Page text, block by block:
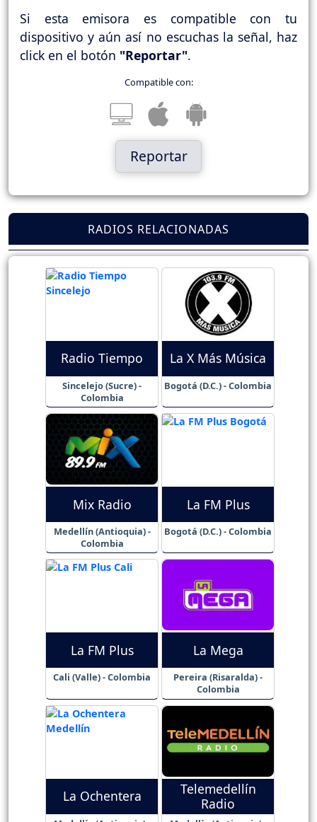
Si esta emisora es compatible con tu
dispositivo y aún así no escuchas la señal, haz
click en el botón "Reportar".
Compatible con:
Reportar
RADIOS RELACIONADAS
Radio Tiempo
Sincelejo (Sucre) -
Colombia
La X Más Música
Bogotá (D.C.) - Colombia
Mix Radio
Medellín (Antioquia) -
Colombia
La FM Plus
Bogotá (D.C.) - Colombia
La FM Plus
Cali (Valle) - Colombia
La Mega
Pereira (Risaralda) -
Colombia
La Ochentera
Telemedellín
Radio